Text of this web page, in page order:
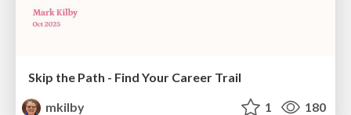
Skip the Path - Find Your Career Trail
mkilby
1 180